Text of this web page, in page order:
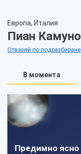
Европа, Италия
Пиан Камуно
Отваряй по подразбиране
В момента
Предимно ясно